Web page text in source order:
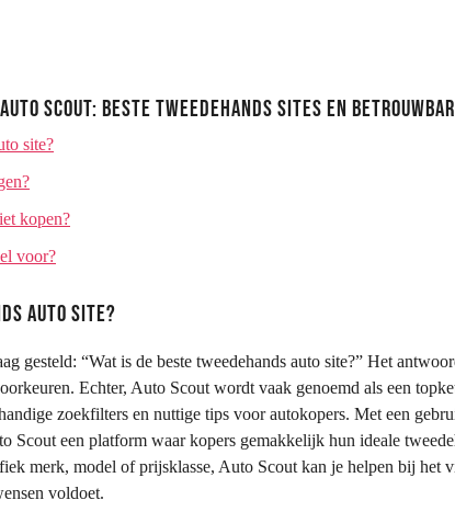
Scout: Beste Tweedehands Sites en
site?
kopen?
voor?
auto site?
gesteld: “Wat is de beste tweedehands auto site?” Het
Echter, Auto Scout wordt vaak genoemd als een
zoekfilters en nuttige tips voor autokopers. Met een
Scout een platform waar kopers gemakkelijk hun ideale
merk, model of prijsklasse, Auto Scout kan je helpen bij het
voldoet.